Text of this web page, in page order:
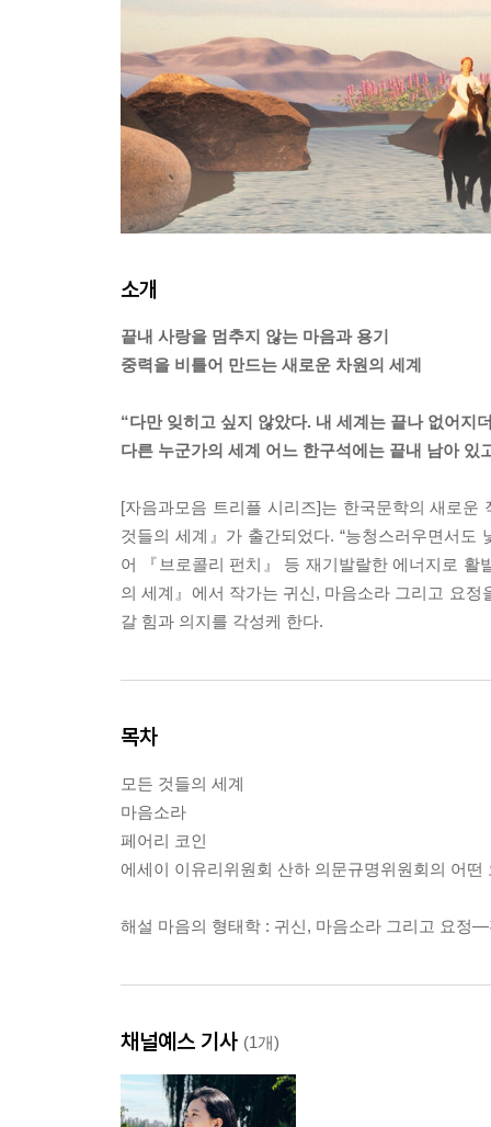
소개
끝내 사랑을 멈추지 않는 마음과 용기
중력을 비틀어 만드는 새로운 차원의 세계
“다만 잊히고 싶지 않았다. 내 세계는 끝나 없어지
다른 누군가의 세계 어느 한구석에는 끝내 남아 있
[자음과모음 트리플 시리즈]는 한국문학의 새로
것들의 세계』가 출간되었다. “능청스러우면서도
어 『브로콜리 펀치』 등 재기발랄한 에너지로
의 세계』에서 작가는 귀신, 마음소라 그리고 요
갈 힘과 의지를 각성케 한다.
목차
모든 것들의 세계
마음소라
페어리 코인
에세이 이유리위원회 산하 의문규명위원회의 어떤
해설 마음의 형태학 : 귀신, 마음소라 그리고 요정
채널예스 기사 (1개)